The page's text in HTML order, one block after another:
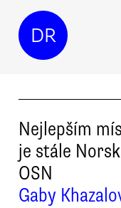
DR
Nejlepším
je stále
OSN
Gaby